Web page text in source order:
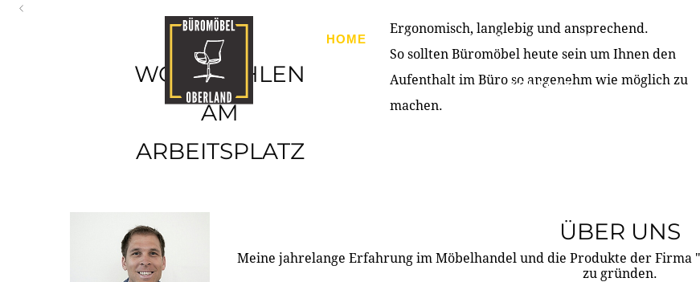
HOME PRODUKTE ÜBER UNS PARTNER &
KONTAKT
WOHLFÜHLEN
AM
ARBEITSPLATZ
Ergonomisch, langlebig und ansprechend.
So sollten Büromöbel heute sein um Ihnen den
Aufenthalt im Büro so angenehm wie möglich zu
machen.
ÜBER UNS
Meine jahrelange Erfahrung im Möbelhandel und die Produkte der Firma
zu gründen.